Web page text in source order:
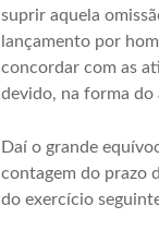
suprir aquela
lançamento por
concordar com as
devido, na forma do
Daí o grande
contagem do prazo
do exercício